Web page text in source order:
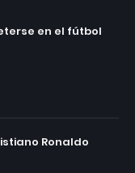
en el fútbol
Ronaldo